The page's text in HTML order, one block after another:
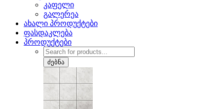
კაფელი
გალერეა
ახალი პროდუქტები
ფასდაკლება
პროდუქტები
Products
search
ძებნა